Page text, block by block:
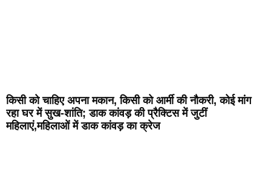
किसी को चाहिए अपना मकान, किसी को आर्मी की नौकरी, कोई मांग
रहा घर में सुख-शांति; डाक कांवड़ की प्रैक्टिस में जुटीं
महिलाएं,महिलाओं में डाक कांवड़ का क्रेज